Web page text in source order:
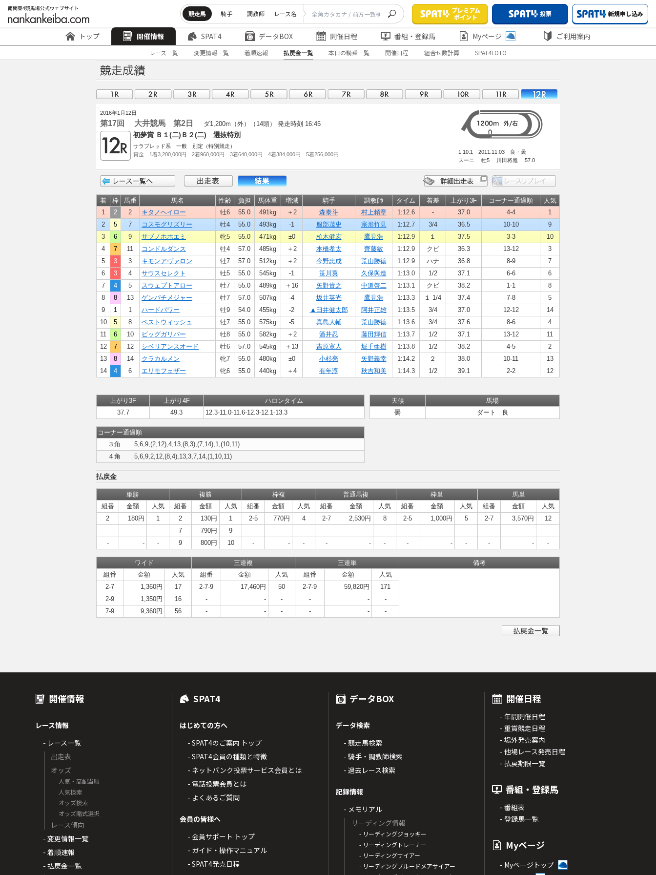
競走馬 騎手 調教師 レース名
プレミアム
ポイント
投票 新規申し込み
トップ 開催情報 SPAT4 データBOX 開催日程 番組・登録馬 Myページ ご利用案内
レース一覧 変更情報一覧 着順速報 払戻金一覧 本日の騎乗一覧 開催日程 組合せ数計算 SPAT4LOTO
2016年1月12日
第17回 大井競馬 第2日 ダ1,200m（外）（14頭） 発走時刻 16:45
初夢賞 Ｂ１(二)Ｂ２(二) 選抜特別
サラブレッド系 一般 別定（特別競走）
賞金 1着3,200,000円 2着960,000円 3着640,000円 4着384,000円 5着256,000円
1:10.1 2011.11.03 良・曇
スーニ 牡5 川田将雅 57.0
着 枠 馬番 馬名 性齢 負担 馬体重 増減 騎手 調教師 タイム 着差 上がり3F コーナー通過順
人気
1
2 2 キタノヘイロー 牡6 55.0 491kg ＋2 森泰斗 村上頼章 1:12.6 - 37.0 4-4
1
2
5 7 コスモグリズリー 牡4 55.0 493kg -1 服部茂史 宗形竹見 1:12.7 3/4 36.5 10-10
9
3
6 9 サブノホホエミ 牝5 55.0 471kg ±0 柏木健宏 鷹見浩 1:12.9 １ 37.5 3-3
10
4
7 11 コンドルダンス 牡4 57.0 485kg ＋2 本橋孝太 齊藤敏 1:12.9 クビ 36.3 13-12
3
5
3 3 キモンアヴァロン 牡7 57.0 512kg ＋2 今野忠成 荒山勝徳 1:12.9 ハナ 36.8 8-9
7
6
3 4 サウスセレクト 牡5 55.0 545kg -1 笹川翼 久保與造 1:13.0 1/2 37.1 6-6
6
7
4 5 スウェプトアロー 牡7 55.0 489kg ＋16 矢野貴之 中道啓二 1:13.1 クビ 38.2 1-1
8
8
8 13 ゲンパチメジャー 牡7 57.0 507kg -4 坂井英光 鷹見浩 1:13.3 １ 1/4 37.4 7-8
5
9
1 1 ハードパワー 牡9 54.0 455kg -2 ▲臼井健太郎 阿井正雄 1:13.5 3/4 37.0 12-12
14
10
5 8 ベストウィッシュ 牡7 55.0 575kg -5 真島大輔 荒山勝徳 1:13.6 3/4 37.6 8-6
4
11
6 10 ビッグガリバー 牡8 55.0 582kg ＋2 酒井忍 藤田輝信 1:13.7 1/2 37.1 13-12
11
12
7 12 シベリアンスオード 牡6 57.0 545kg ＋13 吉原寛人 堀千亜樹 1:13.8 1/2 38.2 4-5
2
13
8 14 クラカルメン 牝7 55.0 480kg ±0 小杉亮 矢野義幸 1:14.2 ２ 38.0 10-11
13
14
4 6 エリモフェザー 牝6 55.0 440kg ＋4 有年淳 秋吉和美 1:14.3 1/2 39.1 2-2 12
上がり3F 上がり4F
ハロンタイム
37.7
49.3 12.3-11.0-11.6-12.3-12.1-13.3
コーナー通過順
３角
5,6,9,(2,12),4,13,(8,3),(7,14),1,(10,11)
４角
5,6,9,2,12,(8,4),13,3,7,14,(1,10,11)
天候
馬場
曇
ダート 良
払戻金
単勝 複勝 枠複 普通馬複 枠単
馬単
組番
金額 人気 組番 金額 人気 組番 金額 人気 組番 金額 人気 組番 金額 人気 組番 金額
人気
2
180円 1 2 130円 1 2-5 770円 4 2-7 2,530円 8 2-5 1,000円 5 2-7 3,570円
12
-
- - 7 790円 9 - - - - - - - - - - -
-
-
- - 9 800円 10 - - - - - - - - - - - -
ワイド 三連複 三連単
備考
組番
金額 人気 組番 金額 人気 組番 金額
人気
2-7
1,360円 17 2-7-9 17,460円 50 2-7-9 59,820円
171
2-9
1,350円 16 - - - - -
-
7-9
9,360円 56 - - - - - -
開催情報
レース情報
- レース一覧
出走表
オッズ
人気・高配当順
人気検索
オッズ検索
オッズ賭式選択
レース傾向
- 変更情報一覧
- 着順速報
- 払戻金一覧
SPAT4
はじめての方へ
- SPAT4のご案内 トップ
- SPAT4会員の種類と特徴
- ネットバンク投票サービス会員とは
- 電話投票会員とは
- よくあるご質問
会員の皆様へ
- 会員サポート トップ
- ガイド・操作マニュアル
- SPAT4発売日程
データBOX
データ検索
- 競走馬検索
- 騎手・調教師検索
- 過去レース検索
記録情報
- メモリアル
リーディング情報
- リーディングジョッキー
- リーディングトレーナー
- リーディングサイアー
- リーディングブルードメアサイアー
開催日程
- 年間開催日程
- 重賞競走日程
- 場外発売案内
- 他場レース発売日程
- 払戻期限一覧
番組・登録馬
- 番組表
- 登録馬一覧
Myページ
- Myページトップ